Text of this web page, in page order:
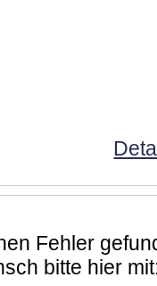
Fehler
bitte hier